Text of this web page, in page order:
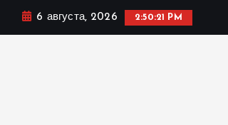
6 августа, 2026 2:50:23 PM